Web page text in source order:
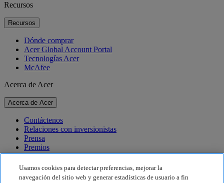
Recursos
Recursos
Dónde comprar
Acer Global Account Portal
Tecnologías Acer
McAfee
Acerca de Acer
Acerca de Acer
Contáctenos
Relaciones con inversionistas
Prensa
Premios
Eventos
Sostenibilidad
Usamos cookies para detectar preferencias, mejorar la
navegación del sitio web y generar estadísticas de usuario a fin